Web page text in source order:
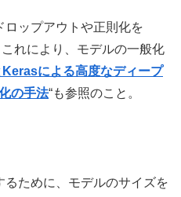
ップアウトや正則化を
れにより、モデルの一般化
による高度なディープ
の手法“も参照のこと。
ために、モデルのサイズを